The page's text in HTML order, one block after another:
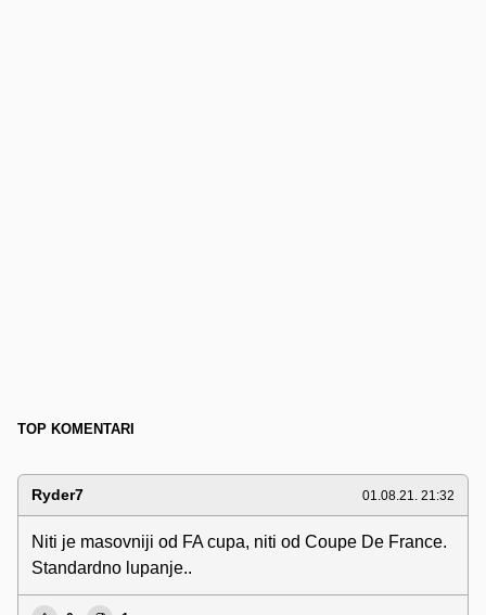
TOP KOMENTARI
Ryder7 01.08.21. 21:32
Niti je masovniji od FA cupa, niti od Coupe De France.
Standardno lupanje..